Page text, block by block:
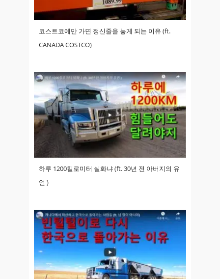
코스트코에만 가면 정신줄을 놓게 되는 이유 (ft.
CANADA COSTCO)
하루 1200킬로미터 실화냐 (ft. 30년 전 아버지의 유
언 )